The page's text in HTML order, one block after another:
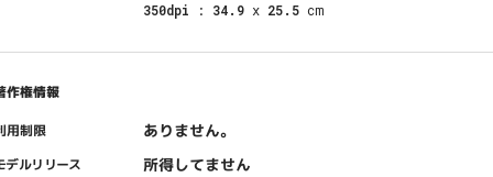
350dpi : 34.9 x 25.5 cm
作権情報
用制限 ありません。
デルリリース 所得してません